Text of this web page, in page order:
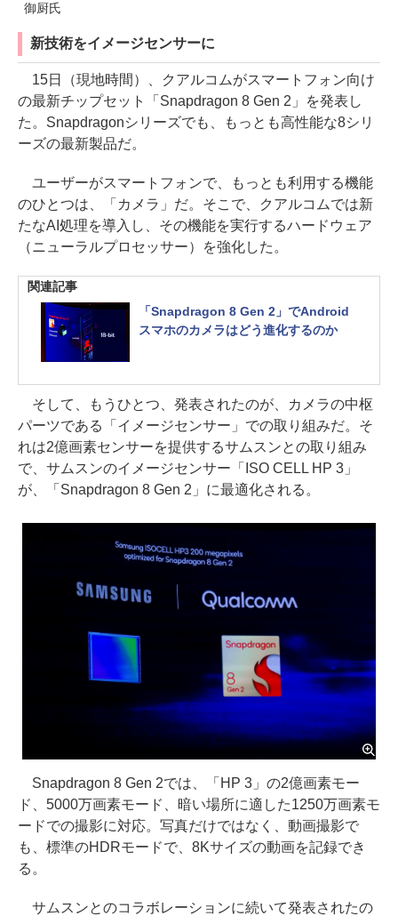
御厨氏
新技術をイメージセンサーに
15日（現地時間）、クアルコムがスマートフォン向け
の最新チップセット「Snapdragon 8 Gen 2」を発表し
た。Snapdragonシリーズでも、もっとも高性能な8シリ
ーズの最新製品だ。
ユーザーがスマートフォンで、もっとも利用する機能
のひとつは、「カメラ」だ。そこで、クアルコムでは新
たなAI処理を導入し、その機能を実行するハードウェア
（ニューラルプロセッサー）を強化した。
関連記事
「Snapdragon 8 Gen 2」でAndroid
スマホのカメラはどう進化するのか
そして、もうひとつ、発表されたのが、カメラの中枢
パーツである「イメージセンサー」での取り組みだ。そ
れは2億画素センサーを提供するサムスンとの取り組み
で、サムスンのイメージセンサー「ISO CELL HP 3」
が、「Snapdragon 8 Gen 2」に最適化される。
Snapdragon 8 Gen 2では、「HP 3」の2億画素モー
ド、5000万画素モード、暗い場所に適した1250万画素モ
ードでの撮影に対応。写真だけではなく、動画撮影で
も、標準のHDRモードで、8Kサイズの動画を記録でき
る。
サムスンとのコラボレーションに続いて発表されたの